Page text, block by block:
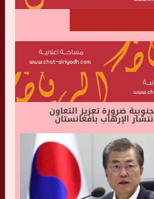
ضرورة تعزيز التعاون
الإرهاب بأفغانستان